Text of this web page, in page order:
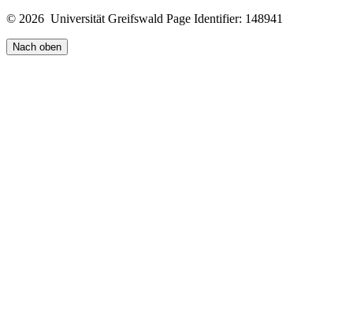
© 2026 Universität Greifswald Page Identifier: 148941
Nach oben